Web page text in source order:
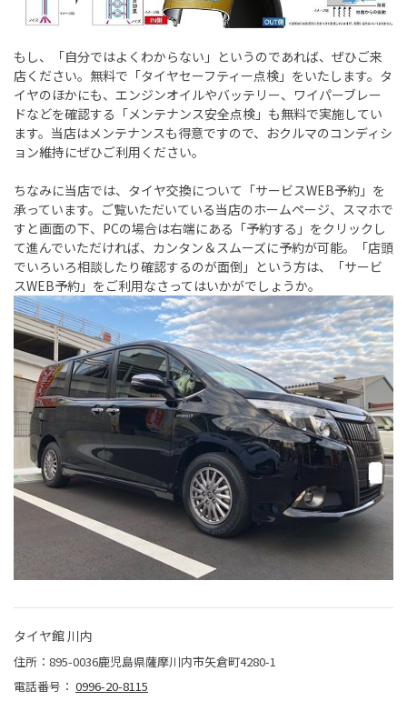
もし、「自分ではよくわからない」というのであれば、ぜひご来
店ください。無料で「タイヤセーフティー点検」をいたします。タ
イヤのほかにも、エンジンオイルやバッテリー、ワイパーブレー
ドなどを確認する「メンテナンス安全点検」も無料で実施してい
ます。当店はメンテナンスも得意ですので、おクルマのコンディシ
ョン維持にぜひご利用ください。
ちなみに当店では、タイヤ交換について「サービスWEB予約」を
承っています。ご覧いただいている当店のホームページ、スマホで
すと画面の下、PCの場合は右端にある「予約する」をクリックし
て進んでいただければ、カンタン＆スムーズに予約が可能。「店頭
でいろいろ相談したり確認するのが面倒」という方は、「サービ
スWEB予約」をご利用なさってはいかがでしょうか。
タイヤ館 川内
住所：895-0036鹿児島県薩摩川内市矢倉町4280-1
電話番号： 0996-20-8115